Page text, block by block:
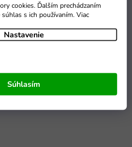
cookies. Ďalším prechádzaním
s ich používaním. Viac
Nastavenie
Súhlasím